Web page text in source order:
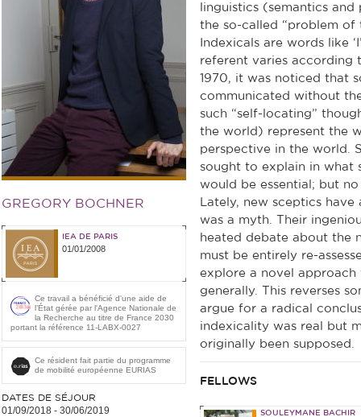
GREGORY BOCHNER
IEA DE PARIS
01/01/2008
Ce travail a bénéficié d'une aide de
l’État gérée par l'Agence Nationale de
la Recherche au titre de France 2030
portant la référence 11-LABX-0027
Ce résident fait partie du programme
de mobilité européenne EURIAS
DATES DE SÉJOUR
01/09/2018 - 30/06/2019
linguistics (semantics
the so-called “problem of
Indexicals are words like
referent varies according
1970, it was noticed that
communicated without
such “self-locating”
the world) represent the
perspective in the world.
sought to explain in what
would be essential; but
Lately, new sceptics
was a myth. Their
heated debate about the
must be entirely re-
explore a novel
generally. This reverses
argue for a radical
indexicality was real but
originally been supposed.
FELLOWS
SOULEYMANE BACHIR